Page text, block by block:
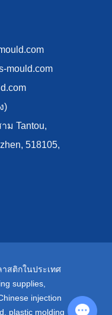
mould.com
)
ม Tantou,
518105,
สติกในประเทศ
supplies
injection
plastic molding
Chat with Us